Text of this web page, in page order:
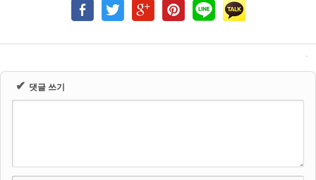
✔ 댓글 쓰기